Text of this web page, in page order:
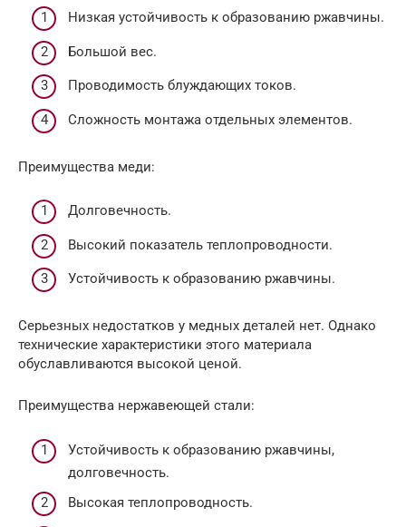
Низкая устойчивость к образованию ржавчины.
Большой вес.
Проводимость блуждающих токов.
Сложность монтажа отдельных элементов.
Преимущества меди:
Долговечность.
Высокий показатель теплопроводности.
Устойчивость к образованию ржавчины.
Серьезных недостатков у медных деталей нет. Однако
технические характеристики этого материала
обуславливаются высокой ценой.
Преимущества нержавеющей стали:
Устойчивость к образованию ржавчины,
долговечность.
Высокая теплопроводность.